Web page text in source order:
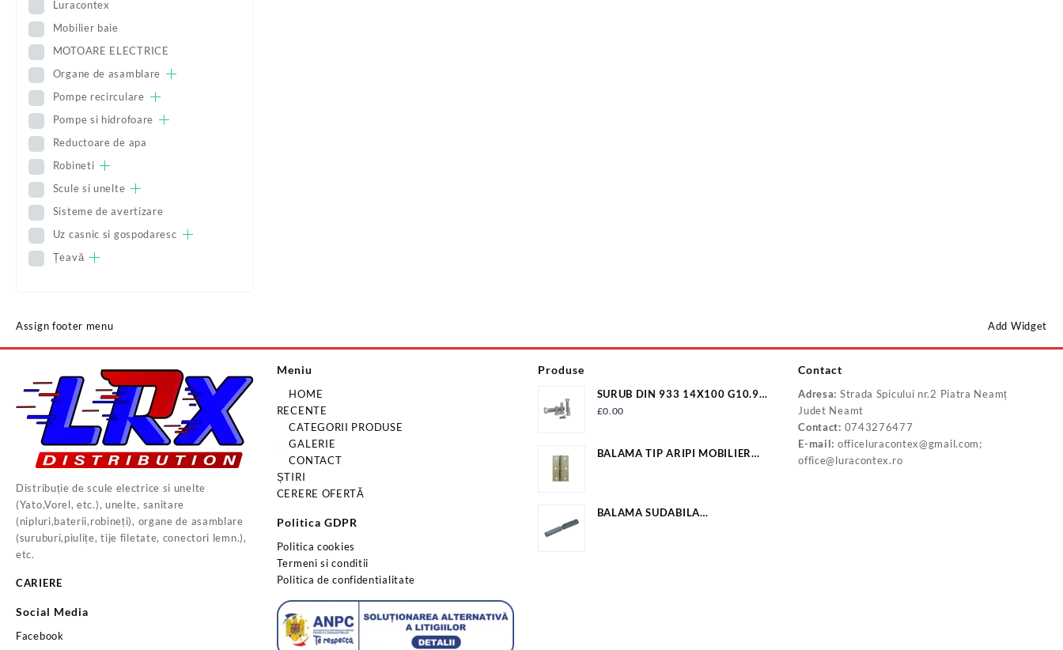
Luracontex
Mobilier baie
MOTOARE ELECTRICE
Organe de asamblare
Pompe recirculare
Pompe si hidrofoare
Reductoare de apa
Robineti
Scule si unelte
Sisteme de avertizare
Uz casnic si gospodaresc
Țeavă
Assign footer menu Add Widget
Distribuție de scule electrice si unelte
(Yato,Vorel, etc.), unelte, sanitare
(nipluri,baterii,robineți), organe de asamblare
(suruburi,piulițe, tije filetate, conectori lemn.),
etc.
CARIERE
Social Media
Facebook
Meniu
HOME
RECENTE
CATEGORII PRODUSE
GALERIE
CONTACT
ȘTIRI
CERERE OFERTĂ
Politica GDPR
Politica cookies
Termeni si conditii
Politica de confidentialitate
Produse
SURUB DIN 933 14X100 G10.9
NAT S933M14X100G10.9
£0.00
BALAMA TIP ARIPI MOBILIER
BALAMA SUDABILA
Contact
Adresa: Strada Spicului nr.2 Piatra Neamț
Judet Neamt
Contact: 0743276477
E-mail: officeluracontex@gmail.com;
office@luracontex.ro